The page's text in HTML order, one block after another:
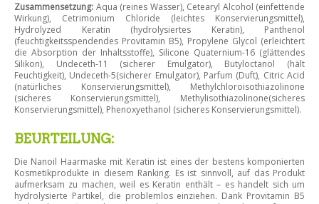
Zusammensetzung: Aqua (reines Wasser), Cetearyl Alcohol (einfettende
Wirkung), Cetrimonium Chloride (leichtes Konservierungsmittel),
Hydrolyzed Keratin (hydrolysiertes Keratin), Panthenol
(feuchtigkeitsspendendes Provitamin B5), Propylene Glycol (erleichtert
die Absorption der Inhaltsstoffe), Silicone Quaternium-16 (glättendes
Silikon), Undeceth-11 (sicherer Emulgator), Butyloctanol (hält
Feuchtigkeit), Undeceth-5(sicherer Emulgator), Parfum (Duft), Citric Acid
(natürliches Konservierungsmittel), Methylchloroisothiazolinone
(sicheres Konservierungsmittel), Methylisothiazolinone(sicheres
Konservierungsmittel), Phenoxyethanol (sicheres Konservierungsmittel).
BEURTEILUNG:
Die Nanoil Haarmaske mit Keratin ist eines der bestens komponierten
Kosmetikprodukte in diesem Ranking. Es ist sinnvoll, auf das Produkt
aufmerksam zu machen, weil es Keratin enthält – es handelt sich um
hydrolysierte Partikel, die problemlos einziehen. Dank Provitamin B5